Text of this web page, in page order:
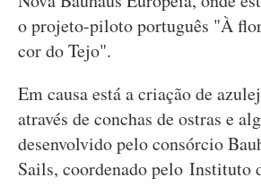
o projeto-piloto português "À
cor do Tejo".
Em causa está a criação de
através de conchas de ostras e
desenvolvido pelo consórcio
Sails, coordenado pelo Instituto